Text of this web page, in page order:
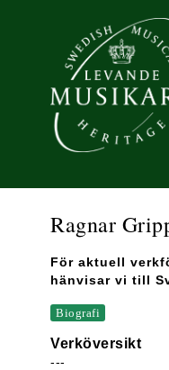
Ragnar
För aktuell
hänvisar vi till
Biografi
Verköversikt
---